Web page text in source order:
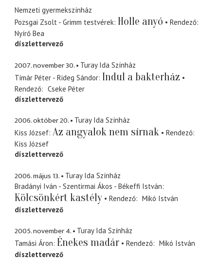
Nemzeti gyermekszínház
Pozsgai Zsolt - Grimm testvérek Holle anyó
Rendező
Nyírő Bea
díszlettervező
2007. november 30.
Turay Ida Színház
Tímár Péter - Rideg Sándor Indul a bakterház
Rendező
Cseke Péter
díszlettervező
2006. október 20.
Turay Ida Színház
Kiss József Az angyalok nem sírnak
Rendező
Kiss József
díszlettervező
2006. május 13.
Turay Ida Színház
Bradányi Iván - Szentirmai Ákos - Békeffi István
Kölcsönkért kastély Rendező
Mikó István
díszlettervező
2005. november 4.
Turay Ida Színház
Tamási Áron Énekes madár Rendező
Mikó István
díszlettervező